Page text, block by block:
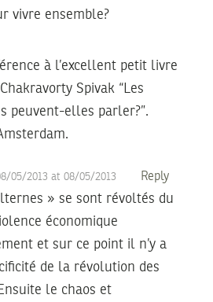
vivre ensemble?
à l’excellent petit livre
Spivak “Les
peuvent-elles parler?”.
05/2013 at 08/05/2013 Reply
» se sont révoltés du
économique
et sur ce point il n’y a
de la révolution des
le chaos et